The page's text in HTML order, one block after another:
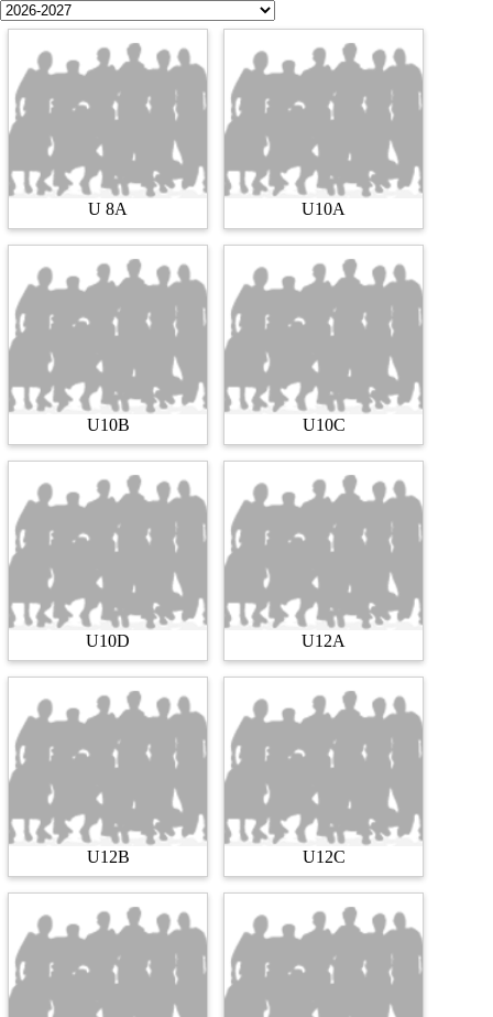
U 8A U10A
U10B U10C
U10D U12A
U12B U12C